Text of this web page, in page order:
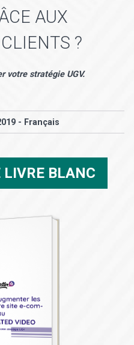
AUX
?
votre stratégie UGV.
- Français
LIVRE BLANC